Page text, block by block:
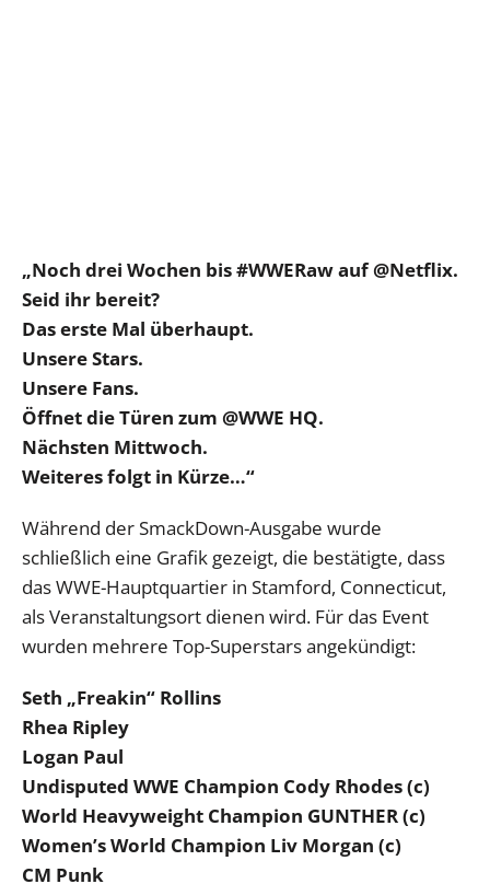
„Noch drei Wochen bis #WWERaw auf @Netflix.
Seid ihr bereit?
Das erste Mal überhaupt.
Unsere Stars.
Unsere Fans.
Öffnet die Türen zum @WWE HQ.
Nächsten Mittwoch.
Weiteres folgt in Kürze…“
Während der SmackDown-Ausgabe wurde
schließlich eine Grafik gezeigt, die bestätigte, dass
das WWE-Hauptquartier in Stamford, Connecticut,
als Veranstaltungsort dienen wird. Für das Event
wurden mehrere Top-Superstars angekündigt:
Seth „Freakin“ Rollins
Rhea Ripley
Logan Paul
Undisputed WWE Champion Cody Rhodes (c)
World Heavyweight Champion GUNTHER (c)
Women’s World Champion Liv Morgan (c)
CM Punk